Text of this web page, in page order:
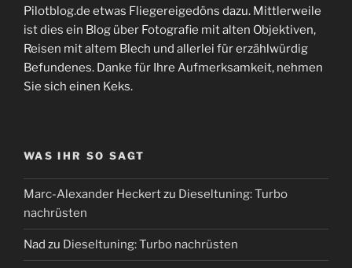
Pilotblog.de etwas Fliegereigedöns dazu. Mittlerweile
ist dies ein Blog über Fotografie mit alten Objektiven,
Reisen mit altem Blech und allerlei für erzählwürdig
Befundenes. Danke für Ihre Aufmerksamkeit, nehmen
Sie sich einen Keks.
WAS IHR SO SAGT
Marc-Alexander Heckertzu Dieseltuning: Turbo
nachrüsten
Nad zu Dieseltuning: Turbo nachrüsten